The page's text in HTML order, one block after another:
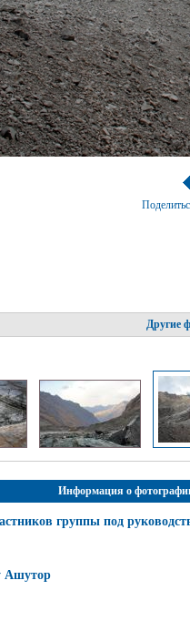
Другие
Информация о
группы под
Ашутор